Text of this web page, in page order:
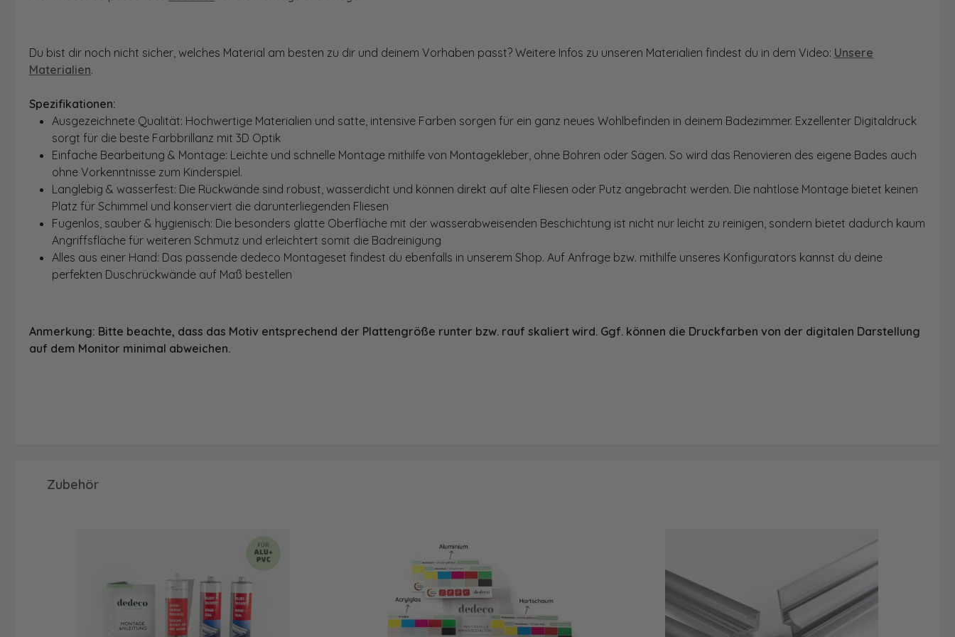
Du bist dir noch nicht sicher, welches Material am besten zu dir und deinem Vorhaben passt? Weitere Infos zu unseren Materialien findest du in dem Video: Unsere
Materialien.
Spezifikationen:
Ausgezeichnete Qualität: Hochwertige Materialien und satte, intensive Farben sorgen für ein ganz neues Wohlbefinden in deinem Badezimmer. Exzellenter Digitaldruck
sorgt für die beste Farbbrillanz mit 3D Optik
Einfache Bearbeitung & Montage: Leichte und schnelle Montage mithilfe von Montagekleber, ohne Bohren oder Sägen. So wird das Renovieren des eigene Bades auch
ohne Vorkenntnisse zum Kinderspiel.
Langlebig & wasserfest: Die Rückwände sind robust, wasserdicht und können direkt auf alte Fliesen oder Putz angebracht werden. Die nahtlose Montage bietet keinen
Platz für Schimmel und konserviert die darunterliegenden Fliesen
Fugenlos, sauber & hygienisch: Die besonders glatte Oberfläche mit der wasserabweisenden Beschichtung ist nicht nur leicht zu reinigen, sondern bietet dadurch kaum
Angriffsfläche für weiteren Schmutz und erleichtert somit die Badreinigung
Alles aus einer Hand: Das passende dedeco Montageset findest du ebenfalls in unserem Shop. Auf Anfrage bzw. mithilfe unseres Konfigurators kannst du deine
perfekten Duschrückwände auf Maß bestellen
Anmerkung: Bitte beachte, dass das Motiv entsprechend der Plattengröße runter bzw. rauf skaliert wird. Ggf. können die Druckfarben von der digitalen Darstellung
auf dem Monitor minimal abweichen.
Produktgalerie überspringen
Zubehör